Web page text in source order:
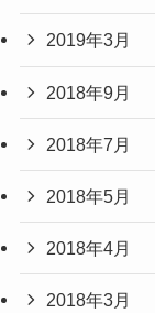
2019年3月
2018年9月
2018年7月
2018年5月
2018年4月
2018年3月